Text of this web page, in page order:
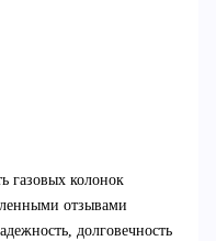
газовых колонок
отзывами
долговечность